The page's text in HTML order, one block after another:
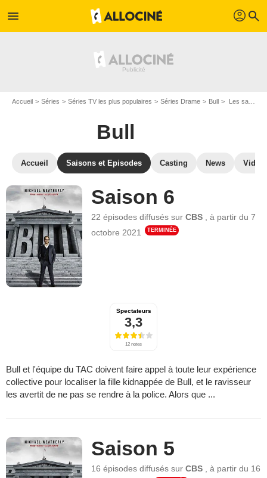
menu profil search
Accueil Séries Séries TV les plus populaires Séries Drame Bull Les saisons de Bull
Bull
Accueil Saisons et Episodes Casting News
Saison 6
22 épisodes diffusés surCBS ,à partir du7
octobre 2021
TERMINÉE
Spectateurs
3,3
12 notes
Bull et l'équipe du TAC doivent faire appel à toute leur expérience
collective pour localiser la fille kidnappée de Bull, et le ravisseur
les avertit de ne pas se rendre à la police. Alors que ...
Saison 5
16 épisodes diffusés surCBS ,à partir du 16